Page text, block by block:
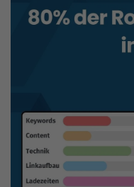
BLOG DURCHSUCHEN